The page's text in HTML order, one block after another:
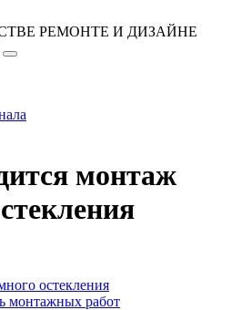
РЕМОНТЕ И ДИЗАЙНЕ
монтаж
остекления
монтажных работ